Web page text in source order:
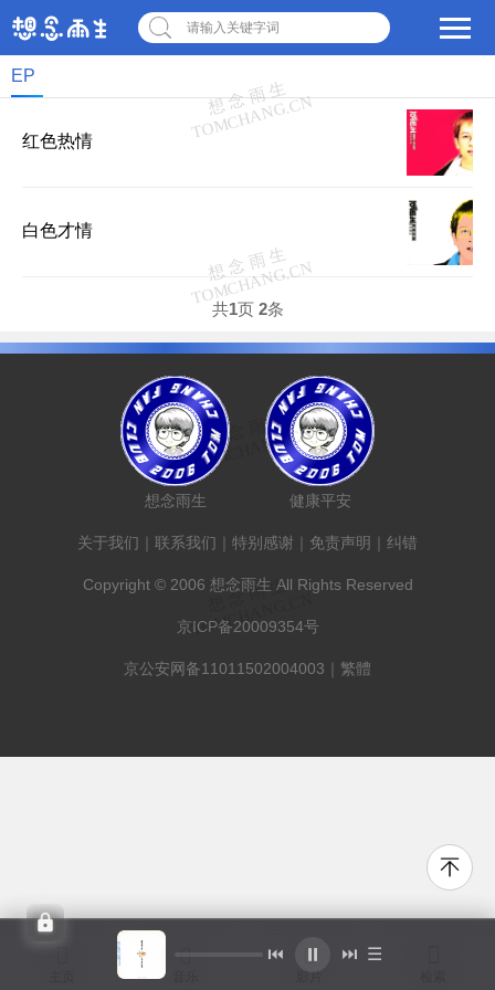
请输入关键字词
EP
红色热情
白色才情
共1页 2条
想念雨生 健康平安
⏮ ⏸ ⏭ ☰
关于我们 联系我们 特别感谢 免责声明 纠错
Copyright © 2006 想念雨生 All Rights Reserved
京ICP备20009354号
京公安网备11011502004003 繁體
 
影片